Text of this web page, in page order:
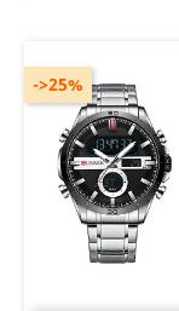
->25%